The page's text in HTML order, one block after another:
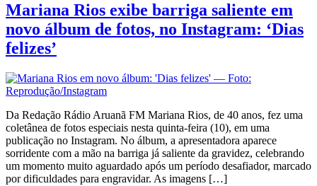
Mariana Rios exibe barriga saliente em
novo álbum de fotos, no Instagram: ‘Dias
felizes’
Da Redação Rádio Aruanã FM Mariana Rios, de 40 anos, fez uma
coletânea de fotos especiais nesta quinta-feira (10), em uma
publicação no Instagram. No álbum, a apresentadora aparece
sorridente com a mão na barriga já saliente da gravidez, celebrando
um momento muito aguardado após um período desafiador, marcado
por dificuldades para engravidar. As imagens […]